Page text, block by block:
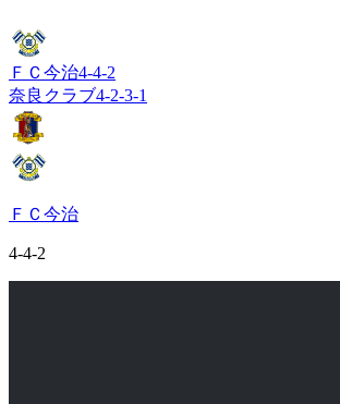
ＦＣ今治4-4-2
奈良クラブ4-2-3-1
ＦＣ今治
4-4-2